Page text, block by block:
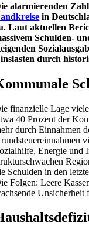
alarmierenden
in
Laut aktuellen
Schulden-
durch
finanzielle Lage
40 Prozent der
durch Einnahmen
Energie und
Schulden in den
Folgen: Leere
Unsicherheit